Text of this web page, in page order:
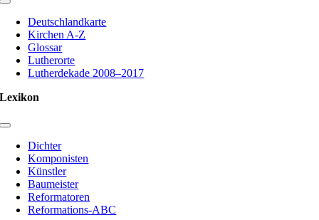
Toggle
NavigationDeutschlandkarte
Kirchen A-Z
Glossar
Lutherorte
Lutherdekade 2008–2017
Lexikon
Toggle
Navigation
Dichter
Komponisten
Künstler
Baumeister
Reformatoren
Reformations-ABC